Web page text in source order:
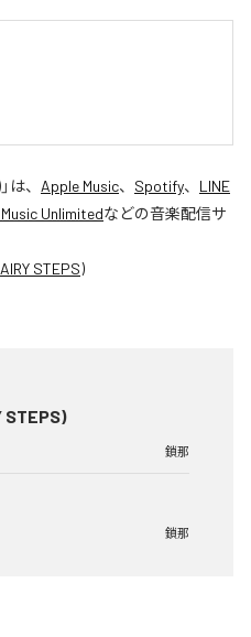
」は、 Apple Music、 Spotify、 LINE
Unlimitedなどの音楽配信サ
STEPS)
STEPS)
鎖那
鎖那